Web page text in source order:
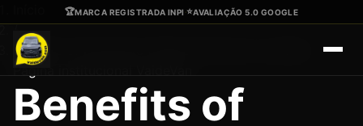
Ir para o conteúdo principal
🏆MARCA REGISTRADA INPI ·⭐AVALIAÇÃO 5.0 GOOGLE
Benefits of Executive Charter Service in Jundiai
Página institucional VaideVan
Benefits of